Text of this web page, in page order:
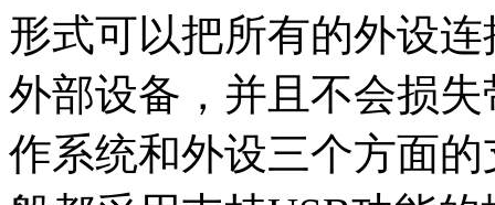
形式可以把所有的外设
外部设备，并且不会损
作系统和外设三个方面